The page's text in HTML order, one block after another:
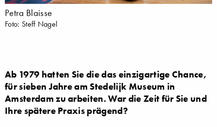
Petra Blaisse
Foto: Steff Nagel
Ab 1979 hatten Sie die das einzigartige Chance,
für sieben Jahre am Stedelijk Museum in
Amsterdam zu arbeiten. War die Zeit für Sie und
Ihre spätere Praxis prägend?